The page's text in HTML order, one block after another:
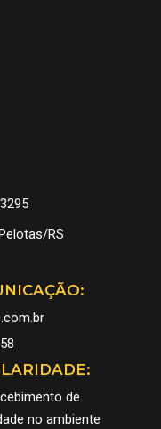
RS
de
no ambiente
HISTÓRIA
PATRIMÔNIO
CORTE
FENADOCE 2026
COMO CHEGAR
EXPOSITORES
DOCE
CADASTRO
FENADOCE